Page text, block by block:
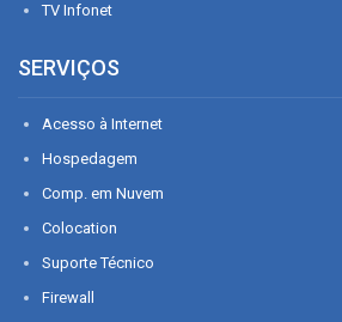
TV Infonet
SERVIÇOS
Acesso à Internet
Hospedagem
Comp. em Nuvem
Colocation
Suporte Técnico
Firewall